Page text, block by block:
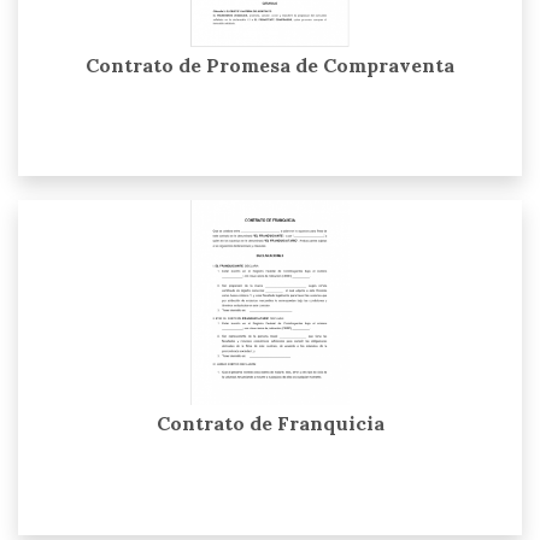
Contrato de Promesa de Compraventa
Contrato de Franquicia